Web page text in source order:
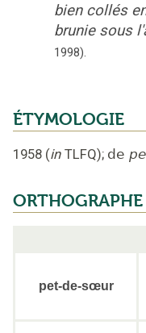
bien collés
brunie sous
1998).
ÉTYMOLOGIE
1958 (in TLFQ); de
ORTHOGRAPHE
pet-de-sœur